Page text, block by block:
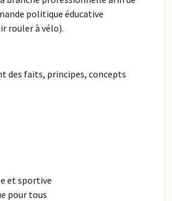
politique éducative
rouler à vélo).
des faits, principes, concepts
et sportive
pour tous